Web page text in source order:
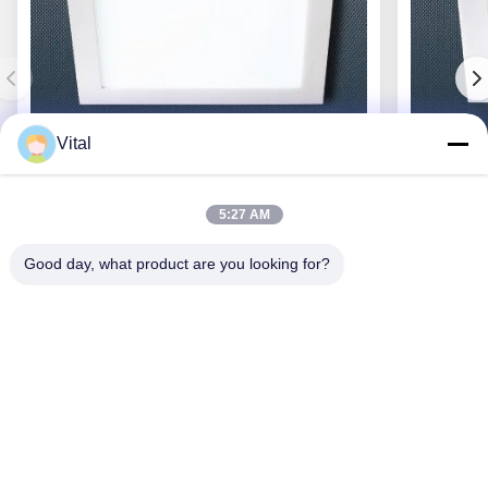
En İyi Fiyatı Alın
Vital
5:27 AM
Good day, what product are you looking for?